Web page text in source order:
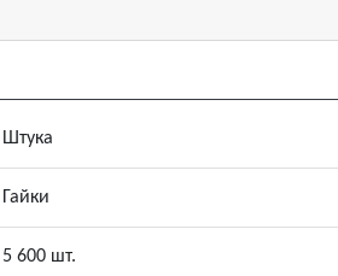
Штука
Гайки
5 600 шт.